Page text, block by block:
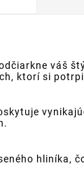
váš
ktorí si
hliníka,